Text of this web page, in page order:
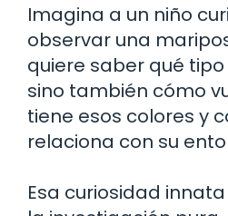
Imagina a un niño
observar una
quiere saber qué
sino también cómo
tiene esos colores y
relaciona con su
Esa curiosidad